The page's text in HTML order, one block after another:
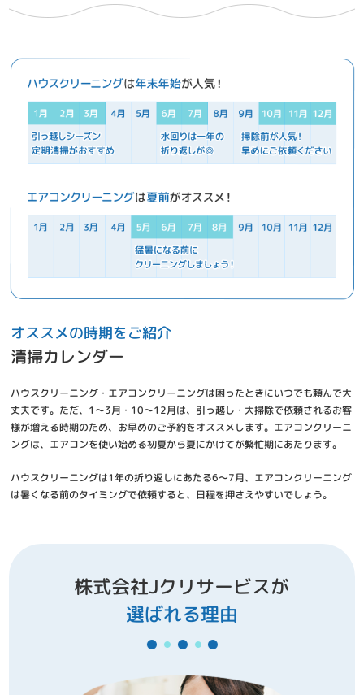
オススメの時期をご紹介
清掃カレンダー
ハウスクリーニング・エアコンクリーニングは困ったときにいつでも頼んで大
丈夫です。ただ、1～3月・10～12月は、引っ越し・大掃除で依頼されるお客
様が増える時期のため、お早めのご予約をオススメします。エアコンクリーニ
ングは、エアコンを使い始める初夏から夏にかけてが繁忙期にあたります。
ハウスクリーニングは1年の折り返しにあたる6～7月、エアコンクリーニング
は暑くなる前のタイミングで依頼すると、日程を押さえやすいでしょう。
株式会社Jクリサービスが
選ばれる理由